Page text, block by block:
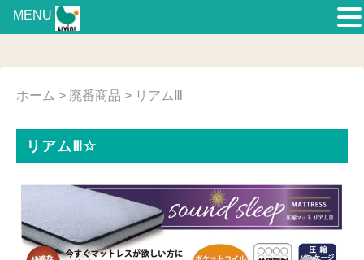
ホーム > 廃番商品 > リアムⅢ
リアムⅢ☆
MENU